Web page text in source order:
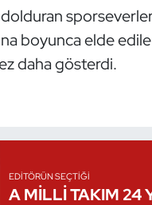
dolduran
boyunca elde
daha gösterdi.
EDITÖRÜN SEÇTIĞI
A MİLLİ TAKIM 24